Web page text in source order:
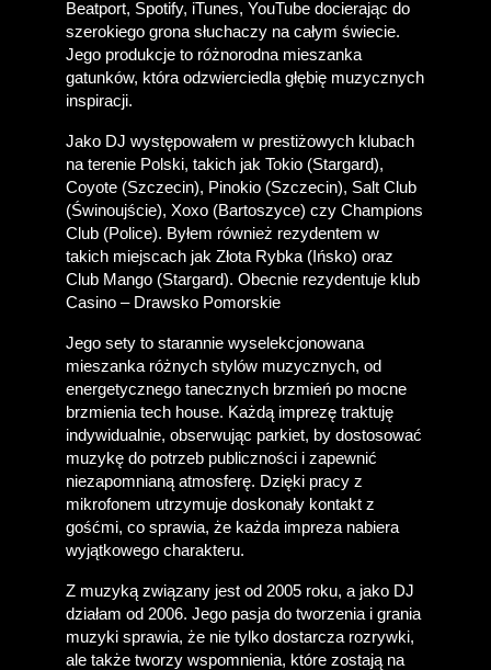
Beatport, Spotify, iTunes, YouTube docierając do
szerokiego grona słuchaczy na całym świecie.
Jego produkcje to różnorodna mieszanka
gatunków, która odzwierciedla głębię muzycznych
inspiracji.
Jako DJ występowałem w prestiżowych klubach
na terenie Polski, takich jak Tokio (Stargard),
Coyote (Szczecin), Pinokio (Szczecin), Salt Club
(Świnoujście), Xoxo (Bartoszyce) czy Champions
Club (Police). Byłem również rezydentem w
takich miejscach jak Złota Rybka (Ińsko) oraz
Club Mango (Stargard). Obecnie rezydentuje klub
Casino – Drawsko Pomorskie
Jego sety to starannie wyselekcjonowana
mieszanka różnych stylów muzycznych, od
energetycznego tanecznych brzmień po mocne
brzmienia tech house. Każdą imprezę traktuję
indywidualnie, obserwując parkiet, by dostosować
muzykę do potrzeb publiczności i zapewnić
niezapomnianą atmosferę. Dzięki pracy z
mikrofonem utrzymuje doskonały kontakt z
gośćmi, co sprawia, że każda impreza nabiera
wyjątkowego charakteru.
Z muzyką związany jest od 2005 roku, a jako DJ
działam od 2006. Jego pasja do tworzenia i grania
muzyki sprawia, że nie tylko dostarcza rozrywki,
ale także tworzy wspomnienia, które zostają na